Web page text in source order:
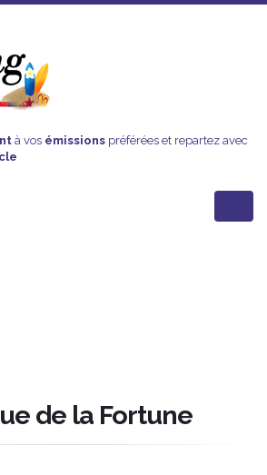
à vos émissions préférées et repartez avec
de la Fortune